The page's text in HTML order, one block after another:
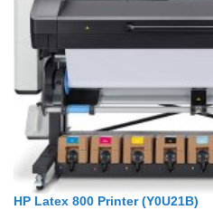
HP Latex 800 Printer (Y0U21B)